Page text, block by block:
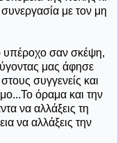
με τον μη
υπέροχο σαν σκέψη,
μας άφησε
συγγενείς και
όραμα και την
να αλλάξεις τη
να αλλάξεις την